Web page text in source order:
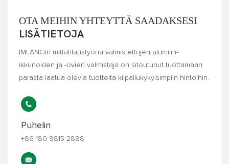
OTA MEIHIN YHTEYTTÄ SAADAKSESI
LISÄTIETOJA
IMLANGin mittatilaustyönä valmistettujen alumiini-
ikkunoiden ja -ovien valmistaja on sitoutunut tuottamaan
parasta laatua olevia tuotteita kilpailukykyisimpiin hintoihin.
Puhelin
+86 180 9815 2888